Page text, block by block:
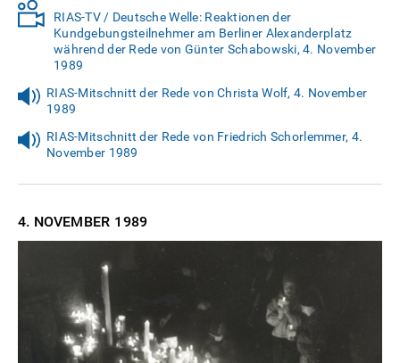
RIAS-TV / Deutsche Welle: Reaktionen der
Kundgebungsteilnehmer am Berliner Alexanderplatz
während der Rede von Günter Schabowski, 4. November
1989
RIAS-Mitschnitt der Rede von Christa Wolf, 4. November
1989
RIAS-Mitschnitt der Rede von Friedrich Schorlemmer, 4.
November 1989
4. NOVEMBER 1989